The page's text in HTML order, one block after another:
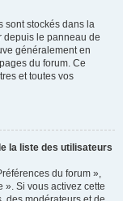
sont stockés dans la
depuis le panneau de
généralement en
du forum. Ce
et toutes vos
la liste des utilisateurs
du forum »,
». Si vous activez cette